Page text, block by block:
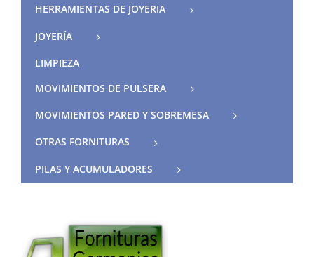
HERRAMIENTAS DE JOYERIA
JOYERÍA
LIMPIEZA
MOVIMIENTOS DE PULSERA
MOVIMIENTOS PARED Y SOBREMESA
OTRAS FORNITURAS
PILAS Y ACUMULADORES